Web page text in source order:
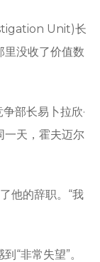
Unit)长
里没收了价值数
部长易卜拉欣·
一天，霍夫迈尔
他的辞职。“我
“非常失望”。